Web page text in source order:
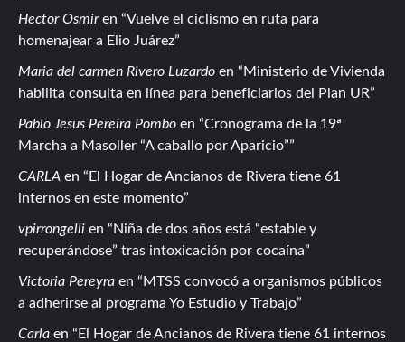
Hector Osmiren
Vuelve el ciclismo en ruta para
homenajear a Elio Juárez
Maria del carmen Rivero Luzardo en
Ministerio de Vivienda
habilita consulta en línea para beneficiarios del Plan UR
Pablo Jesus Pereira Pombo en
Cronograma de la 19ª
Marcha a Masoller “A caballo por Aparicio”
CARLA en
El Hogar de Ancianos de Rivera tiene 61
internos en este momento
vpirrongelli en
Niña de dos años está “estable y
recuperándose” tras intoxicación por cocaína
Victoria Pereyra en
MTSS convocó a organismos públicos
a adherirse al programa Yo Estudio y Trabajo
Carla en
El Hogar de Ancianos de Rivera tiene 61 internos